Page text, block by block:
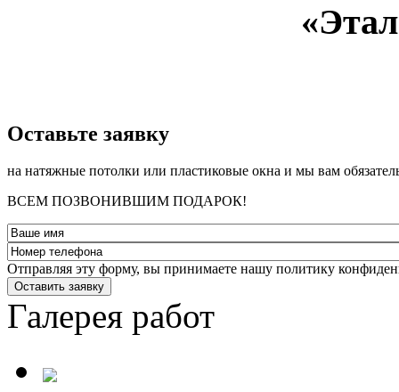
­Оставьте заявку
на натяжные потолки или пластиковые окна и мы вам
ВСЕМ ПОЗВОНИВШИМ ПОДАРОК!
Отправляя эту форму, вы принимаете нашу политику
Оставить заявку
Галерея работ